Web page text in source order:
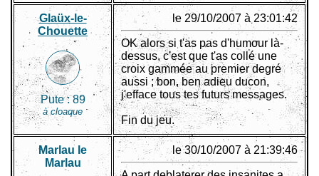
Glaüx-le-
Chouette
Pute :89
à cloaque
le 29/10/2007 à 23:01:42
OK alors si t'as pas d'humour là-
dessus, c'est que t'as collé une
croix gammée au premier degré
aussi ; bon, ben adieu ducon,
j'efface tous tes futurs messages.
Fin du jeu.
Marlau le
Marlau
le 30/10/2007 à 21:39:46